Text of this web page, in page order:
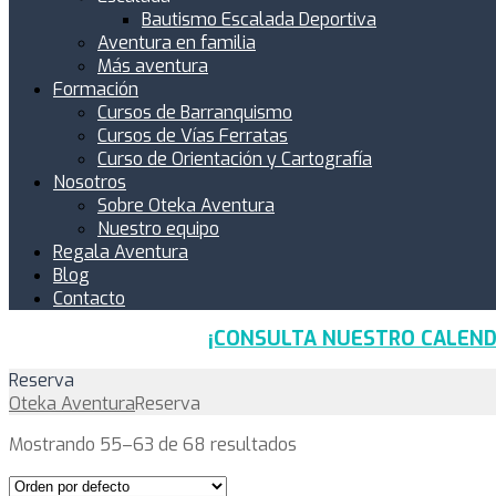
Bautismo Escalada Deportiva
Aventura en familia
Más aventura
Formación
Cursos de Barranquismo
Cursos de Vías Ferratas
Curso de Orientación y Cartografía
Nosotros
Sobre Oteka Aventura
Nuestro equipo
Regala Aventura
Blog
Contacto
¡CONSULTA NUESTRO
Reserva
Oteka AventuraReserva
Mostrando 55–63 de 68 resultados